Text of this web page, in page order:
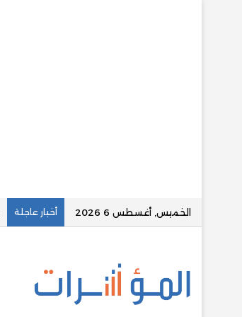
الخميس, أغسطس 6 2026 أخبار عاجلة